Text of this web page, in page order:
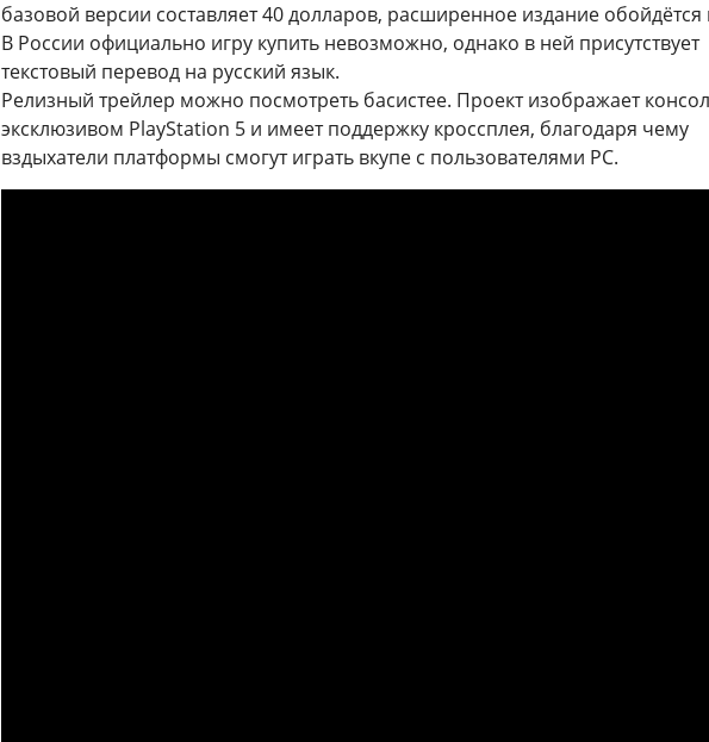
базовой версии составляет 40 долларов, расширенное издание обойдётся
В России официально игру купить невозможно, однако в ней присутствует
текстовый перевод на русский язык.
Релизный трейлер можно посмотреть басистее. Проект изображает
эксклюзивом PlayStation 5 и имеет поддержку кроссплея, благодаря чему
вздыхатели платформы смогут играть вкупе с пользователями PC.